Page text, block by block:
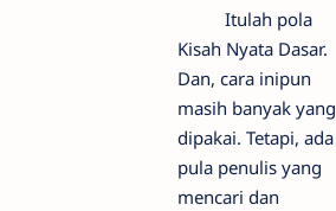
Itulah pola
Kisah Nyata Dasar.
Dan, cara inipun
masih banyak yang
dipakai. Tetapi, ada
pula penulis yang
mencari dan